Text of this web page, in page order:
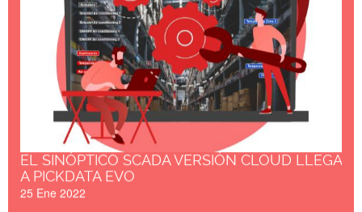
EL SINÓPTICO SCADA VERSIÓN CLOUD LLEGA
A PICKDATA EVO
25 Ene 2022